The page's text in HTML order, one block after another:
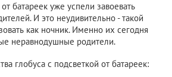
батареек уже успели завоевать
И это неудивительно - такой
как ночник. Именно их сегодня
неравнодушные родители.
глобуса с подсветкой от батареек: